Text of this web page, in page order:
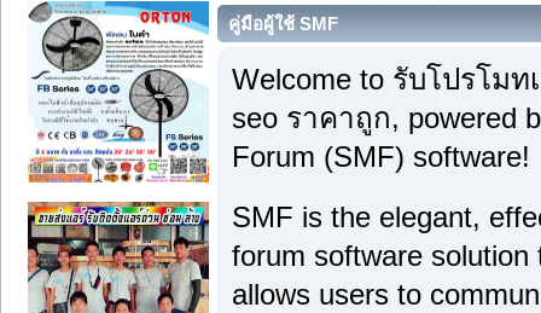
คู่มือผู้ใช้ SMF
Welcome to รับโปรโม
seo ราคาถูก, powered
Forum (SMF) software!
SMF is the elegant,
forum software
allows users to